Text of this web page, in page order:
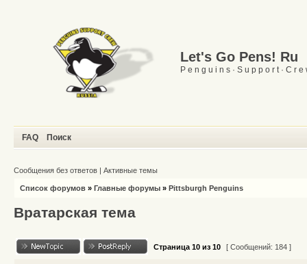
Let's Go Pens! Ru
P e n g u i n s · S u p p o r t · C r e
FAQ Поиск
Сообщения без ответов | Активные темы
Список форумов » Главные форумы » Pittsburgh Penguins
Вратарская тема
Страница 10 из 10 [ Сообщений: 184 ]